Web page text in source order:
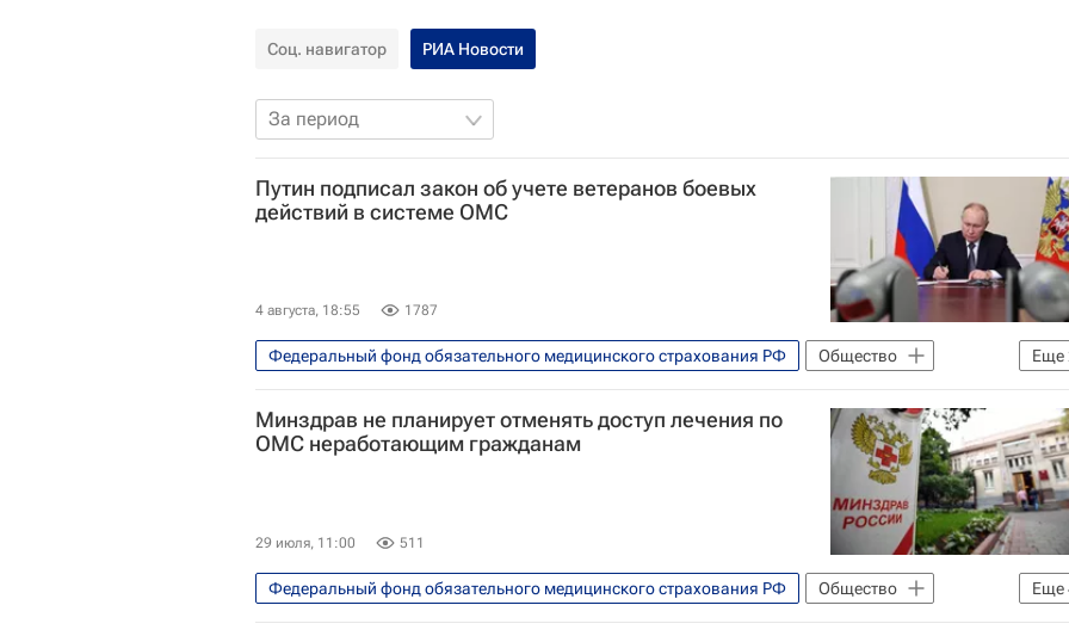
Соц. навигатор РИА Новости
За период
Путин подписал закон об учете ветеранов боевых
действий в системе ОМС
4 августа, 18:55 1787
Еще
Федеральный фонд обязательного медицинского страхования РФ
Общество
Россия
Владимир Путин
Минздрав не планирует отменять доступ лечения по
ОМС неработающим гражданам
29 июля, 11:00 511
Еще
Федеральный фонд обязательного медицинского страхования РФ
Общество
Россия
Михаил Мурашко Евгений Уфимцев Здоровье